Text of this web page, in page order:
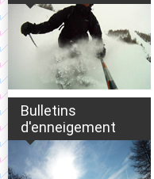
Bulletins
d'enneigement